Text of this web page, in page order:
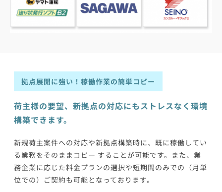
拠点展開に強い！稼働作業の簡単コピー
荷主様の要望、新拠点の対応にもストレスなく環境
構築できます。
新規荷主案件への対応や新拠点構築時に、既に稼働してい
る業務をそのままコピー することが可能です。また、業
務企業に応じた料金プランの選択や短期間のみでの（月単
位での）ご契約も可能となっております。